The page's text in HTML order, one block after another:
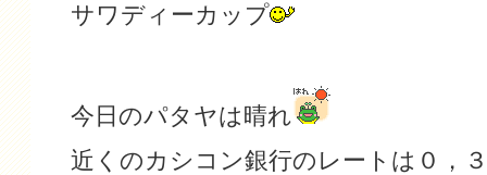
サワディーカップ
今日のパタヤは晴れ
近くのカシコン銀行のレートは０，